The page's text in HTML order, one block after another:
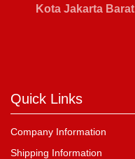
Kota Jakarta Barat
Quick Links
Company Information
Shipping Information